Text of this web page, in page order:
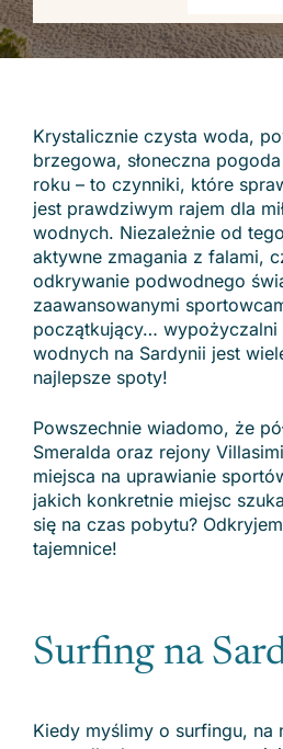
Krystalicznie czysta woda,
brzegowa, słoneczna
roku – to czynniki, które
jest prawdziwym rajem dla
wodnych. Niezależnie od
aktywne zmagania z falami,
odkrywanie podwodnego
zaawansowanymi
początkujący… wypożyczalni
wodnych na Sardynii jest
najlepsze spoty!
Powszechnie wiadomo, że
Smeralda oraz rejony
miejsca na uprawianie
jakich konkretnie miejsc
się na czas pobytu?
tajemnice!
Surfing na
Kiedy myślimy o surfingu, na